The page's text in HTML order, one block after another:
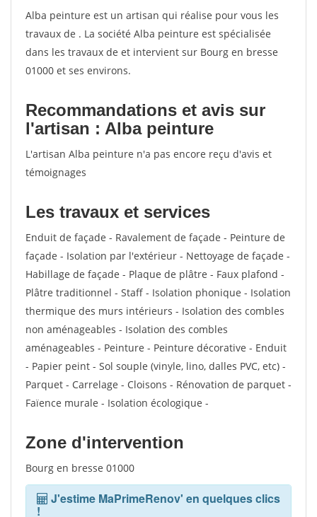
Alba peinture est un artisan qui réalise pour vous les
travaux de . La société Alba peinture est spécialisée
dans les travaux de et intervient sur Bourg en bresse
01000 et ses environs.
Recommandations et avis sur
l'artisan : Alba peinture
L'artisan Alba peinture n'a pas encore reçu d'avis et
témoignages
Les travaux et services
Enduit de façade - Ravalement de façade - Peinture de
façade - Isolation par l'extérieur - Nettoyage de façade -
Habillage de façade - Plaque de plâtre - Faux plafond -
Plâtre traditionnel - Staff - Isolation phonique - Isolation
thermique des murs intérieurs - Isolation des combles
non aménageables - Isolation des combles
aménageables - Peinture - Peinture décorative - Enduit
- Papier peint - Sol souple (vinyle, lino, dalles PVC, etc) -
Parquet - Carrelage - Cloisons - Rénovation de parquet -
Faïence murale - Isolation écologique -
Zone d'intervention
Bourg en bresse 01000